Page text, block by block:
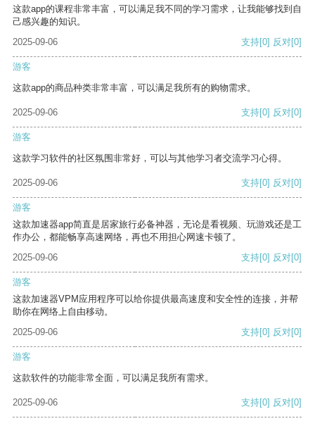
这款app的课程非常丰富，可以满足我不同的学习需求，让我能够找到自
己感兴趣的知识。
2025-09-06
支持[0] 反对[0]
游客
这款app的商品种类非常丰富，可以满足我所有的购物需求。
2025-09-06 支持[0] 反对[0]
游客
这款学习软件的社区氛围非常好，可以与其他学习者交流学习心得。
2025-09-06 支持[0] 反对[0]
游客
这款加速器app简直是居家旅行必备神器，无论是看视频、玩游戏还是工
作办公，都能畅享高速网络，再也不用担心网速卡顿了。
2025-09-06
支持[0] 反对[0]
游客
这款加速器VPM应用程序可以给你提供最高速度和安全性的连接，并帮
助你在网络上自由移动。
2025-09-06
支持[0] 反对[0]
游客
这款软件的功能非常全面，可以满足我所有需求。
2025-09-06 支持[0] 反对[0]